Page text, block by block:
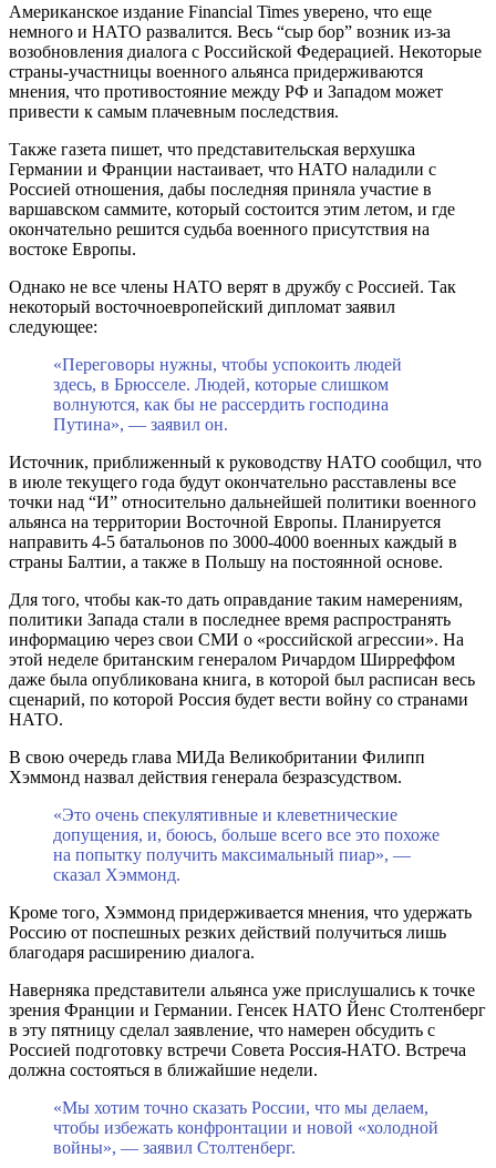
Американское издание Financial Times уверено, что еще
немного и НАТО развалится. Весь “сыр бор” возник из-за
возобновления диалога с Российской Федерацией. Некоторые
страны-участницы военного альянса придерживаются
мнения, что противостояние между РФ и Западом может
привести к самым плачевным последствия.
Также газета пишет, что представительская верхушка
Германии и Франции настаивает, что НАТО наладили с
Россией отношения, дабы последняя приняла участие в
варшавском саммите, который состоится этим летом, и где
окончательно решится судьба военного присутствия на
востоке Европы.
Однако не все члены НАТО верят в дружбу с Россией. Так
некоторый восточноевропейский дипломат заявил
следующее:
«Переговоры нужны, чтобы успокоить людей
здесь, в Брюсселе. Людей, которые слишком
волнуются, как бы не рассердить господина
Путина», — заявил он.
Источник, приближенный к руководству НАТО сообщил, что
в июле текущего года будут окончательно расставлены все
точки над “И” относительно дальнейшей политики военного
альянса на территории Восточной Европы. Планируется
направить 4-5 батальонов по 3000-4000 военных каждый в
страны Балтии, а также в Польшу на постоянной основе.
Для того, чтобы как-то дать оправдание таким намерениям,
политики Запада стали в последнее время распространять
информацию через свои СМИ о «российской агрессии». На
этой неделе британским генералом Ричардом Ширреффом
даже была опубликована книга, в которой был расписан весь
сценарий, по которой Россия будет вести войну со странами
НАТО.
В свою очередь глава МИДа Великобритании Филипп
Хэммонд назвал действия генерала безразсудством.
«Это очень спекулятивные и клеветнические
допущения, и, боюсь, больше всего все это похоже
на попытку получить максимальный пиар», —
сказал Хэммонд.
Кроме того, Хэммонд придерживается мнения, что удержать
Россию от поспешных резких действий получиться лишь
благодаря расширению диалога.
Наверняка представители альянса уже прислушались к точке
зрения Франции и Германии. Генсек НАТО Йенс Столтенберг
в эту пятницу сделал заявление, что намерен обсудить с
Россией подготовку встречи Совета Россия-НАТО. Встреча
должна состояться в ближайшие недели.
«Мы хотим точно сказать России, что мы делаем,
чтобы избежать конфронтации и новой «холодной
войны», — заявил Столтенберг.